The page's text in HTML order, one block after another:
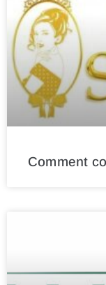
Comment